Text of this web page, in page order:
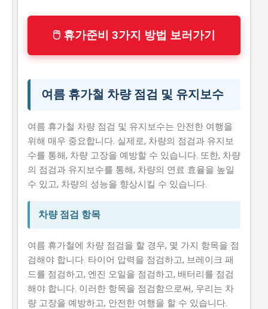
🖱 휴가준비 3가지 방법 보러가기
여름 휴가철 차량 점검 및 유지보수
여름 휴가철 차량 점검 및 유지보수는 안전한 여행을
위해 매우 중요합니다. 실제로, 차량의 점검과 유지보
수를 통해, 차량 고장을 예방할 수 있습니다. 또한, 차량
의 점검과 유지보수를 통해, 차량의 연료 효율을 높일
수 있고, 차량의 성능을 향상시킬 수 있습니다.
차량 점검 항목
여름 휴가철에 차량 점검을 할 경우, 몇 가지 항목을 점
검해야 합니다. 타이어 압력을 점검하고, 브레이크 패
드를 점검하고, 엔진 오일을 점검하고, 배터리를 점검
해야 합니다. 이러한 항목을 점검함으로써, 우리는 차
량 고장을 예방하고, 안전한 여행을 할 수 있습니다.